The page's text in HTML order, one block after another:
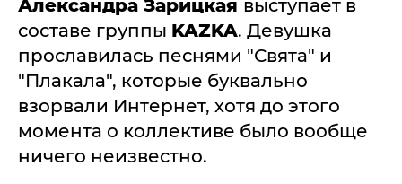
Александра Зарицкая выступает в
составе группы KAZKA. Девушка
прославилась песнями "Свята" и
"Плакала", которые буквально
взорвали Интернет, хотя до этого
момента о коллективе было вообще
ничего неизвестно.